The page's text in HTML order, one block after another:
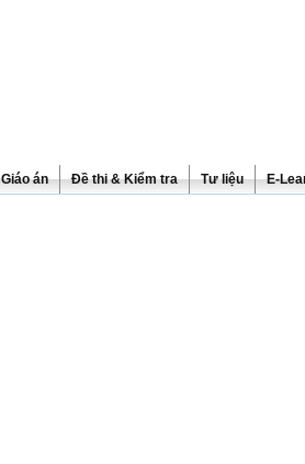
Giáo án Đề thi & Kiểm tra Tư liệu E-